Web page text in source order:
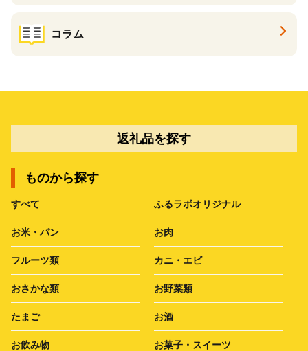
コラム
返礼品を探す
ものから探す
すべて ふるラボオリジナル
お米・パン お肉
フルーツ類 カニ・エビ
おさかな類 お野菜類
たまご お酒
お飲み物 お菓子・スイーツ